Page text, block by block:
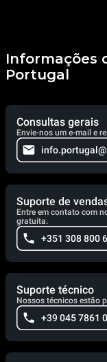
Informações
Portugal
Consultas gerais
Envie-nos um e-mail e
Suporte de
Entre em contato com
gratuita.
+351 308 800
Suporte técnico
Nossos técnicos estão
+39 045 7861